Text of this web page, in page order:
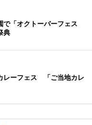
で「オクトーバーフェス
典
レーフェス 「ご当地カレ